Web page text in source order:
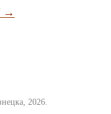
→
2026.